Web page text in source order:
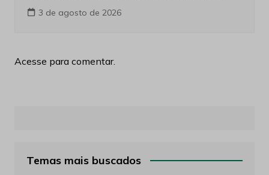
3 de agosto de 2026
Acesse para comentar.
Temas mais buscados